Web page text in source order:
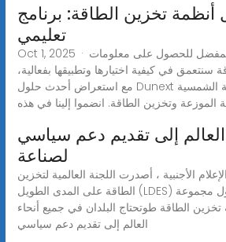
أنظمة تخزين الطاقة: برنامج
تعليمي
Oct 1, 2025 · هذا مرشد هو مصدرك المفضل للحصول على معلومات
في كيفية اختيارها وتطبيقها بفعالية،
مع استعراض أحدث حلول Dunext في مجال الطاقة الشمسية
الموزعة وتخزين الطاقة. انضموا إلينا في هذه
إلى تقديم دعم سياسي
لصناعة
الأجنبية ، أصدرت اللجنة العالمية لتخزين
الطاقة على المدى الطويل (LDES) مؤخرًا أحدث تقرير حول مجموعة
الطاقة طوتحتاج البلدان في جميع أنحاء
العالم إلى تقديم دعم سياسي